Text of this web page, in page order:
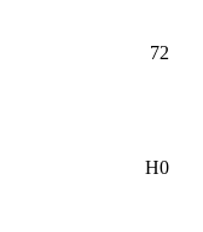
72
Н0